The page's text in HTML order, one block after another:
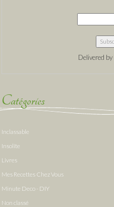
Delivered by
Catégories
Inclassable
Insolite
Livres
Mes Recettes Chez Vous
Minute Deco - DIY
Non classé